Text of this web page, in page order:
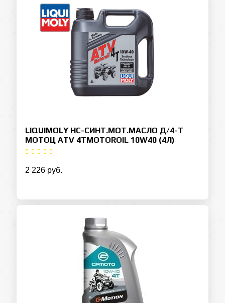
LIQUIMOLY НС-СИНТ.МОТ.МАСЛО Д/4-Т
МОТОЦ ATV 4TMOTOROIL 10W40 (4Л)
2 226 руб.